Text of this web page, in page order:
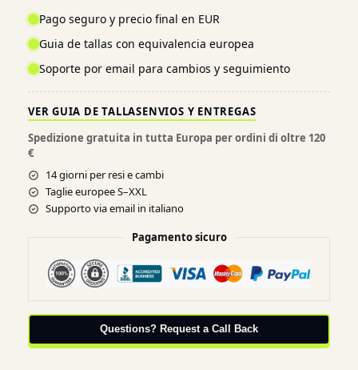
Pago seguro y precio final en EUR
Guia de tallas con equivalencia europea
Soporte por email para cambios y seguimiento
VER GUIA DE TALLASENVIOS Y ENTREGAS
Spedizione gratuita in tutta Europa per ordini di oltre 120
€
14 giorni per resi e cambi
Taglie europee S–XXL
Supporto via email in italiano
Pagamento sicuro
Questions? Request a Call Back